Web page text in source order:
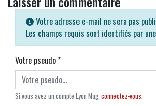
Votre adresse e-mail ne sera pas
Les champs requis sont identifiés par
Votre pseudo*
Si vous avez un compte Lyon Mag, connectez-vous.